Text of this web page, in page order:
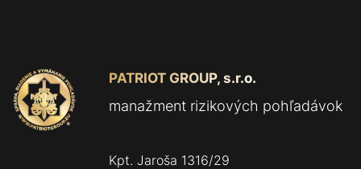
PATRIOT GROUP, s.r.o.
manažment rizikových pohľadávok
Kpt. Jaroša 1316/29